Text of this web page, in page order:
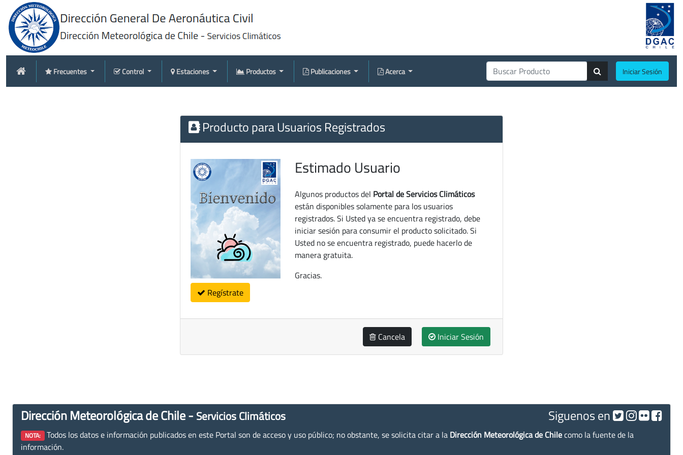
Frecuentes Control Estaciones Productos Publicaciones Acerca Iniciar Sesión
Producto para Usuarios Registrados
Regístrate
Estimado Usuario
Algunos productos del Portal de Servicios Climáticos
están disponibles solamente para los usuarios
registrados. Si Usted ya se encuentra registrado, debe
iniciar sesión para consumir el producto solicitado. Si
Usted no se encuentra registrado, puede hacerlo de
manera gratuita.
Gracias.
Cancela Iniciar Sesión
Dirección Meteorológica de Chile - Servicios Climáticos Siguenos en
NOTA: Todos los datos e información publicados en este Portal son de acceso y uso público; no obstante, se solicita citar a la Dirección Meteorológica de Chilecomo la fuente de la
información.